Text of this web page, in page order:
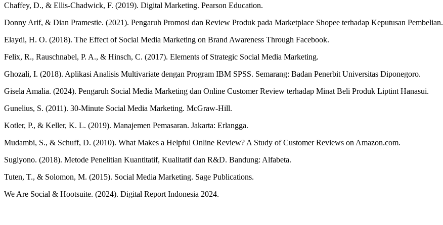
Chaffey, D., & Ellis-Chadwick, F. (2019). Digital Marketing. Pearson Education.
Donny Arif, & Dian Pramestie. (2021). Pengaruh Promosi dan Review Produk pada Marketplace Shopee terhadap Keputusan Pembelian.
Elaydi, H. O. (2018). The Effect of Social Media Marketing on Brand Awareness Through Facebook.
Felix, R., Rauschnabel, P. A., & Hinsch, C. (2017). Elements of Strategic Social Media Marketing.
Ghozali, I. (2018). Aplikasi Analisis Multivariate dengan Program IBM SPSS. Semarang: Badan Penerbit Universitas Diponegoro.
Gisela Amalia. (2024). Pengaruh Social Media Marketing dan Online Customer Review terhadap Minat Beli Produk Liptint Hanasui.
Gunelius, S. (2011). 30-Minute Social Media Marketing. McGraw-Hill.
Kotler, P., & Keller, K. L. (2019). Manajemen Pemasaran. Jakarta: Erlangga.
Mudambi, S., & Schuff, D. (2010). What Makes a Helpful Online Review? A Study of Customer Reviews on Amazon.com.
Sugiyono. (2018). Metode Penelitian Kuantitatif, Kualitatif dan R&D. Bandung: Alfabeta.
Tuten, T., & Solomon, M. (2015). Social Media Marketing. Sage Publications.
We Are Social & Hootsuite. (2024). Digital Report Indonesia 2024.